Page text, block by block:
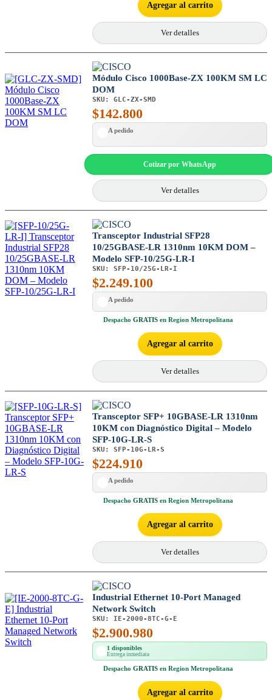
Agregar al carrito
Ver detalles
Módulo Cisco 1000Base-ZX 100KM SM LC
DOM
SKU: GLC-ZX-SMD
$142.800
A pedido
Cotizar por WhatsApp
Ver detalles
Transceptor Industrial SFP28
10/25GBASE-LR 1310nm 10KM DOM –
Modelo SFP-10/25G-LR-I
SKU: SFP-10/25G-LR-I
$2.249.100
A pedido
Despacho GRATIS en Region Metropolitana
Agregar al carrito
Ver detalles
Transceptor SFP+ 10GBASE-LR 1310nm
10KM con Diagnóstico Digital – Modelo
SFP-10G-LR-S
SKU: SFP-10G-LR-S
$224.910
A pedido
Despacho GRATIS en Region Metropolitana
Agregar al carrito
Ver detalles
Industrial Ethernet 10-Port Managed
Network Switch
SKU: IE-2000-8TC-G-E
$2.900.980
1 disponibles
Entrega inmediata
Despacho GRATIS en Region Metropolitana
Agregar al carrito